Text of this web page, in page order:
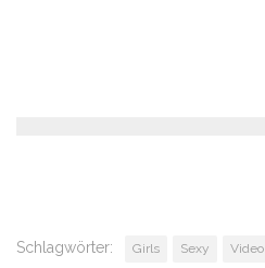
Schlagwörter: Girls Sexy Video